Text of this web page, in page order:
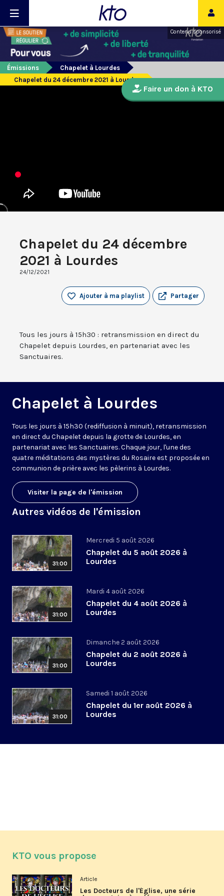
Contenu sponsorisé
Émissions
Chapelet à Lourdes
Chapelet du 24 décembre 2021 à Lourdes
Chapelet du 24 décembre
2021 à Lourdes
24/12/2021
Partager
Ajouter à ma playlist
Tous les jours à 15h30 : retransmission en direct du
Chapelet depuis Lourdes, en partenariat avec les
Sanctuaires.
Chapelet à Lourdes
Tous les jours à 15h30 (rediffusion à minuit), retransmission
en direct du Chapelet depuis la grotte de Lourdes, en
partenariat avec les Sanctuaires. Chaque jour, l'une des
quatre méditations des mystères du Rosaire est proposée en
communion de prière avec les pèlerins à Lourdes.
Visiter la page de l'émission
Autres vidéos de l'émission
31:00
Mercredi 5 août 2026
Chapelet du 5 août 2026 à
Lourdes
31:00
Mardi 4 août 2026
Chapelet du 4 août 2026 à
Lourdes
31:00
Dimanche 2 août 2026
Chapelet du 2 août 2026 à
Lourdes
31:00
Samedi 1 août 2026
Chapelet du 1er août 2026 à
Lourdes
Faire un don à KTO
KTO vous propose
Article
Les Docteurs de l'Église, une série